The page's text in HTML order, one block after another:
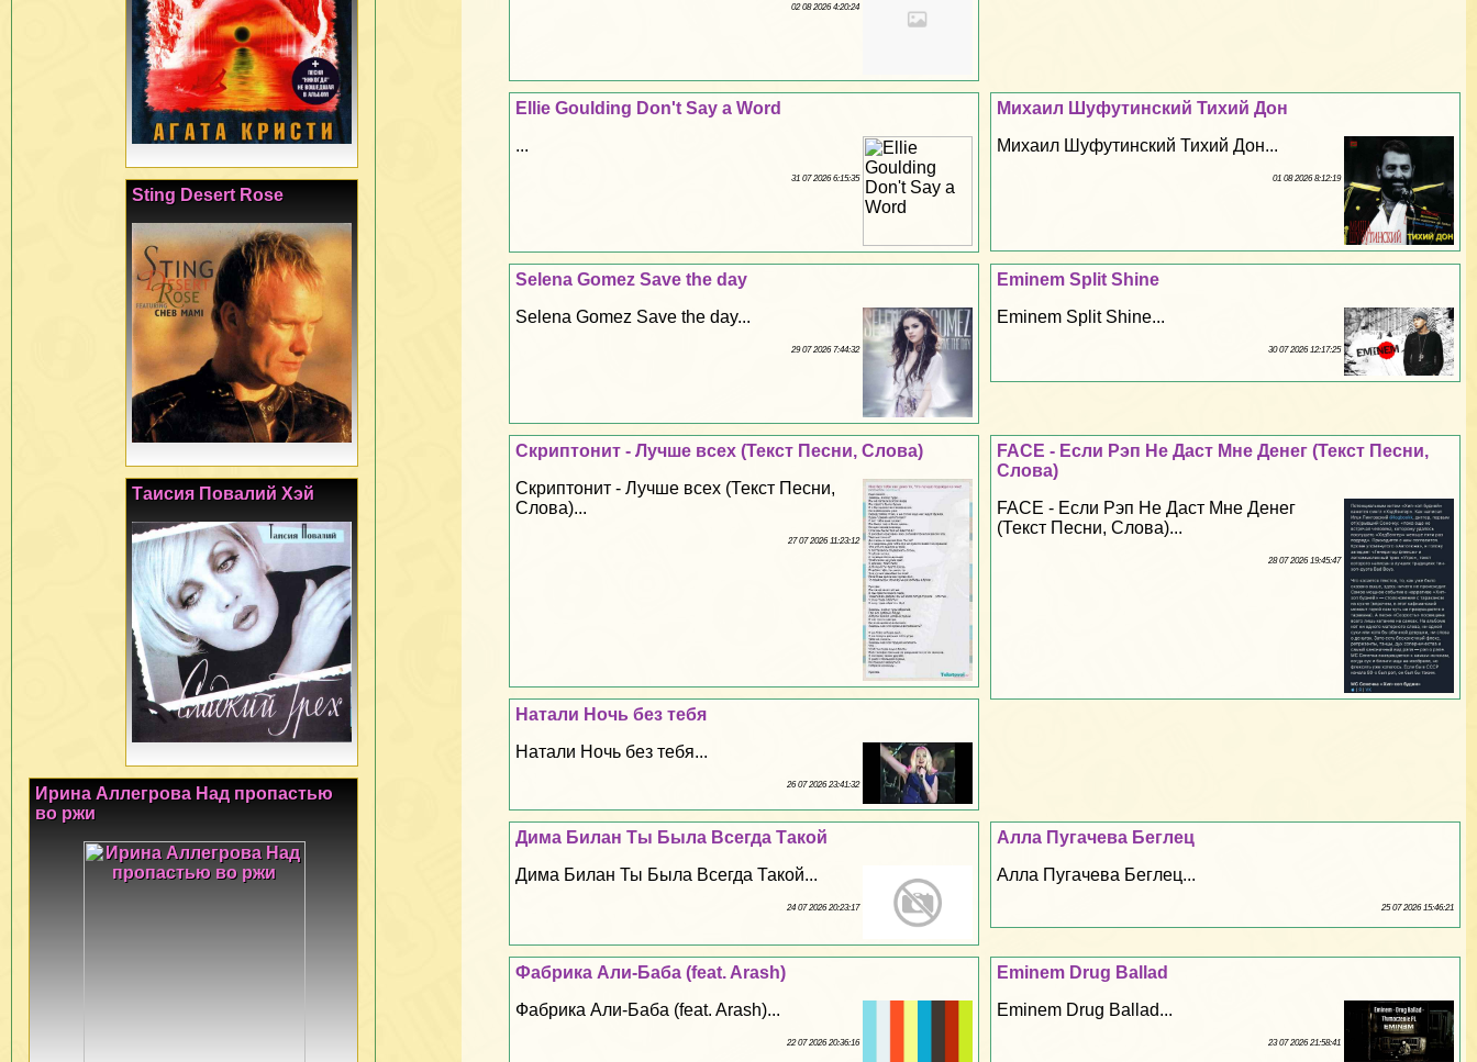
02 08 2026 4:20:24
Михаил Шуфутинский Тихий Дон
Михаил Шуфутинский Тихий Дон...
01 08 2026 8:12:19
Ellie Goulding Don't Say a Word
...
31 07 2026 6:15:35
Eminem Split Shine
Eminem Split Shine...
30 07 2026 12:17:25
Selena Gomez Save the day
Selena Gomez Save the day...
29 07 2026 7:44:32
FACE - Если Рэп Не Даст Мне Денег (Текст Песни,
Слова)
FACE - Если Рэп Не Даст Мне Денег
(Текст Песни, Слова)...
28 07 2026 19:45:47
Скриптонит - Лучше всех (Текст Песни, Слова)
Скриптонит - Лучше всех (Текст Песни,
Слова)...
27 07 2026 11:23:12
Натали Ночь без тебя
Натали Ночь без тебя...
26 07 2026 23:41:32
Алла Пугачева Беглец
Алла Пугачева Беглец...
25 07 2026 15:46:21
Дима Билан Ты Была Всегда Такой
Дима Билан Ты Была Всегда Такой...
24 07 2026 20:23:17
Eminem Drug Ballad
Eminem Drug Ballad...
23 07 2026 21:58:41
Фабрика Али-Баба (feat. Arash)
Фабрика Али-Баба (feat. Arash)...
22 07 2026 20:36:16
Sting Desert Rose
Таисия Повалий Хэй
Ирина Аллегрова Над пропастью
во ржи